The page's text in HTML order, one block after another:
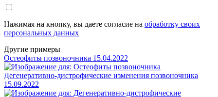
Нажимая на кнопку, вы даете согласие на обработку своих
персональных данных
Другие примеры
Остеофиты позвоночника 15.04.2022
Дегенеративно-дистрофические изменения позвоночника
15.09.2022